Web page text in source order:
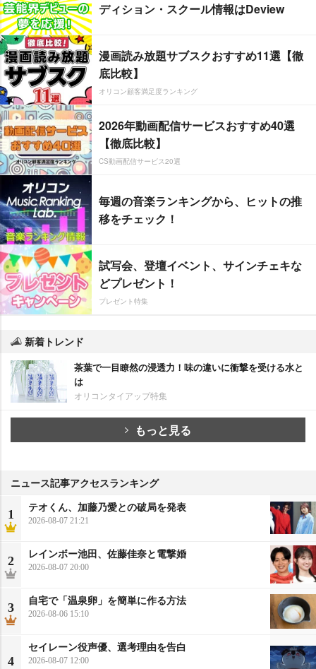
ディション・スクール情報はDeview
漫画読み放題サブスクおすすめ11選【徹
底比較】
オリコン顧客満足度ランキング
2026年動画配信サービスおすすめ40選
【徹底比較】
CS動画配信サービス20選
毎週の音楽ランキングから、ヒットの推
移をチェック！
試写会、登壇イベント、サインチェキな
どプレゼント！
プレゼント特集
新着トレンド
茶葉で一目瞭然の浸透力！味の違いに衝撃を受ける水と
は
オリコンタイアップ特集
もっと見る
ニュース記事アクセスランキング
1
テオくん、加藤乃愛との破局を発表
2026-08-07 21:21
2
レインボー池田、佐藤佳奈と電撃婚
2026-08-07 20:00
3
自宅で「温泉卵」を簡単に作る方法
2026-08-06 15:10
4
セイレーン役声優、選考理由を告白
2026-08-07 12:00